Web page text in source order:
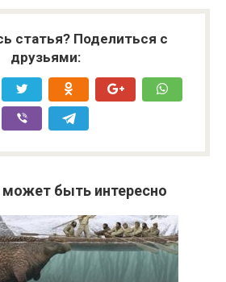
статья? Поделиться с
друзьями:
быть интересно